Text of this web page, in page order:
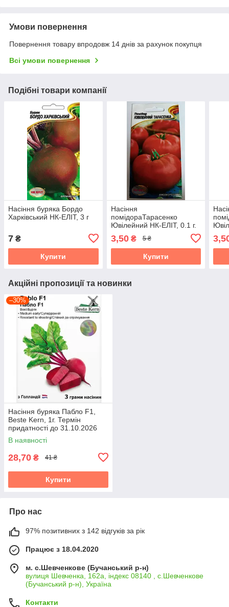
Умови повернення
Повернення товару впродовж 14 днів за рахунок покупця
Всі умови повернення
Подібні товари компанії
Насіння буряка Бордо
Харківський НК-ЕЛІТ, 3 г
7 ₴
Купити
Насіння
помідораТарасенко
Ювілейний НК-ЕЛІТ, 0.1 г.
31.10.2026
3,50₴ 5 ₴
Купити
Акційні пропозиції та новинки
–30%
Насіння буряка Пабло F1,
Beste Kern, 1г. Термін
придатності до 31.10.2026
В наявності
28,70 ₴ 41 ₴
Купити
Про нас
97% позитивних з 142 відгуків за рік
Працює з 18.04.2020
м. с.Шевченкове (Бучанський р-н)
вулиця Шевченка, 162а, індекс 08140 , с.Шевченкове
(Бучанський р-н), Україна
Контакти